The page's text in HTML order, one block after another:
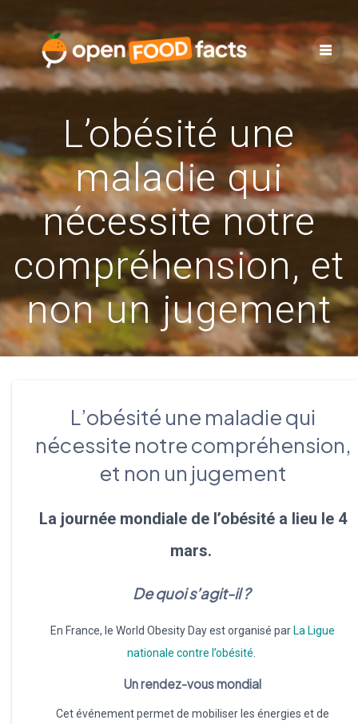
to
content
L’obésité une
maladie qui
nécessite notre
compréhension, et
non un jugement
L’obésité une maladie qui
nécessite notre compréhension,
et non un jugement
La journée mondiale de l’obésité a lieu le 4
mars.
De quoi s’agit-il ?
En France, le World Obesity Day est organisé par La Ligue
nationale contre l’obésité.
Un rendez-vous mondial
Cet événement permet de mobiliser les énergies et de